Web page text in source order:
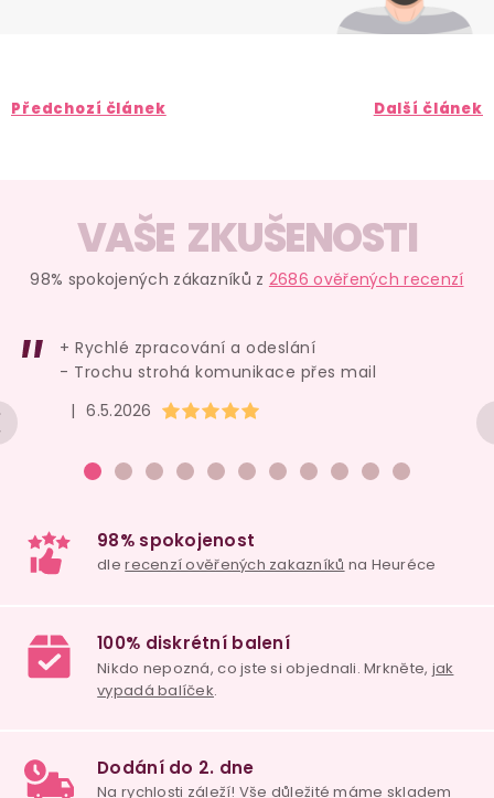
Předchozí článek Další článek
VAŠE ZKUŠENOSTI
98% spokojených zákazníků z 2686 ověřených recenzí
Hodnocení obchodu je 5 z 5 hvězdiček.
| 6.5.2026
+ Rychlé zpracování a odeslání
- Trochu strohá komunikace přes mail